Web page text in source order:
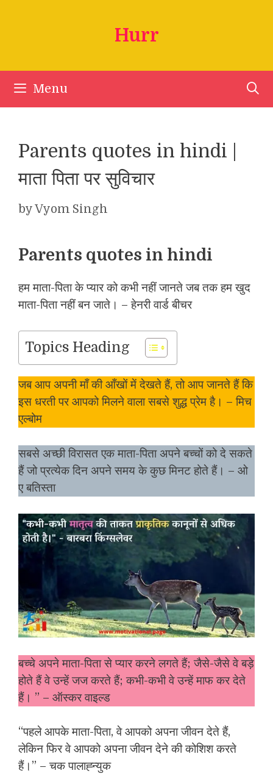
Hurr
Menu
Parents quotes in hindi |
माता पिता पर सुविचार
byVyom Singh
Parents quotes in hindi
हम माता-पिता के प्यार को कभी नहीं जानते जब तक हम खुद
माता-पिता नहीं बन जाते। – हेनरी वार्ड बीचर
Topics Heading
जब आप अपनी माँ की आँखों में देखते हैं, तो आप जानते हैं कि
इस धरती पर आपको मिलने वाला सबसे शुद्ध प्रेम है। – मिच
एल्बोम
सबसे अच्छी विरासत एक माता-पिता अपने बच्चों को दे सकते
हैं जो प्रत्येक दिन अपने समय के कुछ मिनट होते हैं। – ओ
ए बतिस्ता
बच्चे अपने माता-पिता से प्यार करने लगते हैं; जैसे-जैसे वे बड़े
होते हैं वे उन्हें जज करते हैं; कभी-कभी वे उन्हें माफ कर देते
हैं। ” – ऑस्कर वाइल्ड
“पहले आपके माता-पिता, वे आपको अपना जीवन देते हैं,
लेकिन फिर वे आपको अपना जीवन देने की कोशिश करते
हैं।” – चक पालाह्न्युक